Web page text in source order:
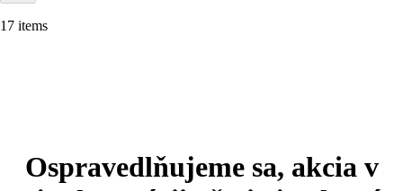
17 items
Ospravedlňujeme sa, akcia v